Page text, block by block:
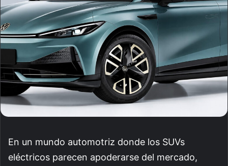
En un mundo automotriz donde los SUVs
eléctricos parecen apoderarse del mercado,